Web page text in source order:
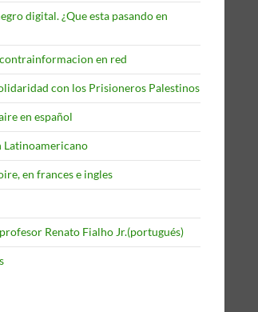
digital. ¿Que esta pasando en
en red
con los Prisioneros Palestinos
en español
Latinoamericano
en frances e ingles
Renato Fialho Jr.(portugués)